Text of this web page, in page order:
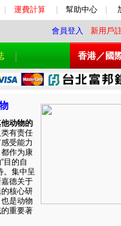
運費計算 幫助中心
會員登入 新用戶
香港／國
动物的
有责任
受能力
作为康
目的自
。集中呈
德关于
核心研
是动物
重要著